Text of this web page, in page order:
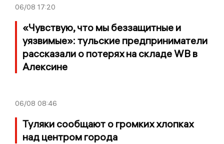
06/08 17:20
«Чувствую, что мы беззащитные и
уязвимые»: тульские предприниматели
рассказали о потерях на складе WB в
Алексине
06/08 08:46
Туляки сообщают о громких хлопках
над центром города